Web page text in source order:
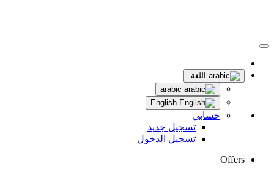
اللغة
حسابي
تسجيل جديد
تسجيل الدخول
Offers